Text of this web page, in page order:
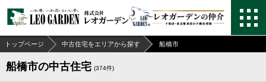
トップページ 中古住宅をエリアから探す 船橋市
船橋市の中古住宅 (374件)